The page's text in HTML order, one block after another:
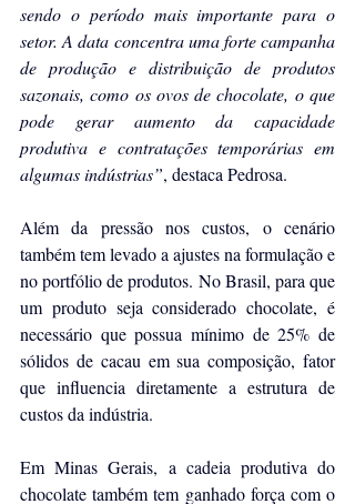
sendo o período mais importante para o
setor. A data concentra uma forte campanha
de produção e distribuição de produtos
sazonais, como os ovos de chocolate, o que
pode gerar aumento da capacidade
produtiva e contratações temporárias em
algumas indústrias”, destaca Pedrosa.
Além da pressão nos custos, o cenário
também tem levado a ajustes na formulação e
no portfólio de produtos. No Brasil, para que
um produto seja considerado chocolate, é
necessário que possua mínimo de 25% de
sólidos de cacau em sua composição, fator
que influencia diretamente a estrutura de
custos da indústria.
Em Minas Gerais, a cadeia produtiva do
chocolate também tem ganhado força com o